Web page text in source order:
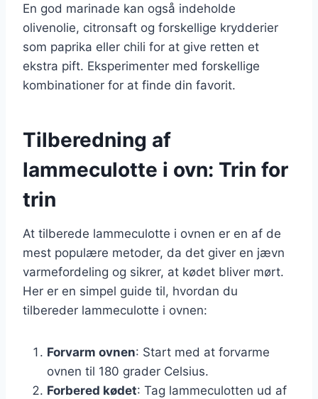
En god marinade kan også indeholde
olivenolie, citronsaft og forskellige krydderier
som paprika eller chili for at give retten et
ekstra pift. Eksperimenter med forskellige
kombinationer for at finde din favorit.
Tilberedning af
lammeculotte i ovn: Trin for
trin
At tilberede lammeculotte i ovnen er en af de
mest populære metoder, da det giver en jævn
varmefordeling og sikrer, at kødet bliver mørt.
Her er en simpel guide til, hvordan du
tilbereder lammeculotte i ovnen:
Forvarm ovnen: Start med at forvarme
ovnen til 180 grader Celsius.
Forbered kødet: Tag lammeculotten ud af